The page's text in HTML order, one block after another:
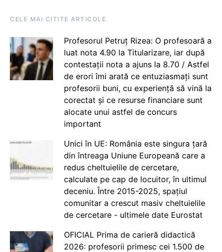
CELE MAI CITITE ARTICOLE
Profesorul Petruț Rizea: O profesoară a
luat nota 4.90 la Titularizare, iar după
contestații nota a ajuns la 8.70 / Astfel
de erori îmi arată ce entuziasmați sunt
profesorii buni, cu experiență să vină la
corectat și ce resurse financiare sunt
alocate unui astfel de concurs
important
Unici în UE: România este singura țară
din întreaga Uniune Europeană care a
redus cheltuielile de cercetare,
calculate pe cap de locuitor, în ultimul
deceniu. Între 2015-2025, spațiul
comunitar a crescut masiv cheltuielile
de cercetare - ultimele date Eurostat
OFICIAL Prima de carieră didactică
2026: profesorii primesc cei 1.500 de